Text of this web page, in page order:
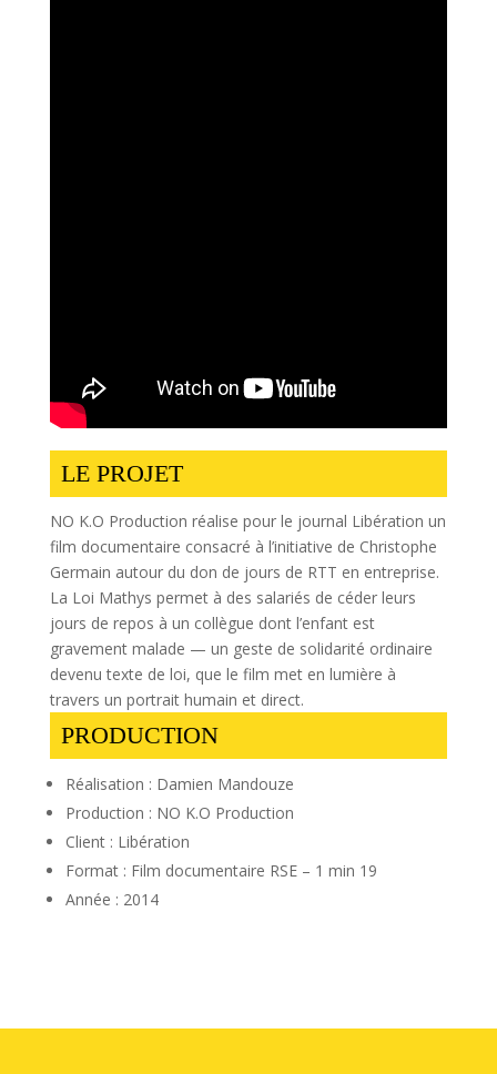
LE PROJET
NO K.O Production réalise pour le journal Libération un
film documentaire consacré à l’initiative de Christophe
Germain autour du don de jours de RTT en entreprise.
La Loi Mathys permet à des salariés de céder leurs
jours de repos à un collègue dont l’enfant est
gravement malade — un geste de solidarité ordinaire
devenu texte de loi, que le film met en lumière à
travers un portrait humain et direct.
PRODUCTION
Réalisation : Damien Mandouze
Production : NO K.O Production
Client : Libération
Format : Film documentaire RSE – 1 min 19
Année : 2014